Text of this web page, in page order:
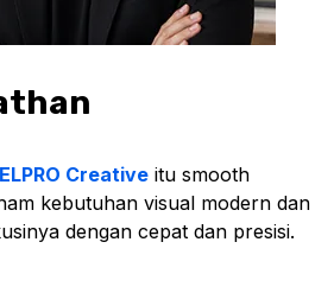
ELPRO Creative itu smooth
kebutuhan visual modern dan
dengan cepat dan presisi.